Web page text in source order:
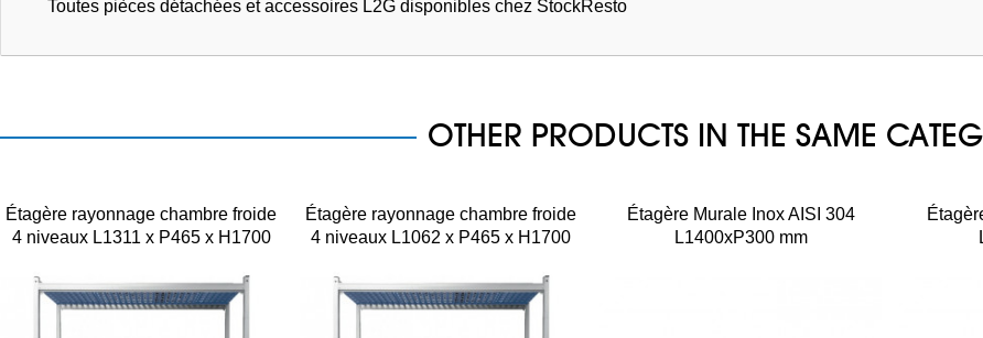
Toutes pièces détachées et accessoires L2G disponibles chez StockResto
OTHER PRODUCTS IN THE SAME
Étagère rayonnage chambre froide
4 niveaux L1311 x P465 x H1700
Étagère rayonnage chambre froide
4 niveaux L1062 x P465 x H1700
Étagère Murale Inox AISI 304
L1400xP300 mm